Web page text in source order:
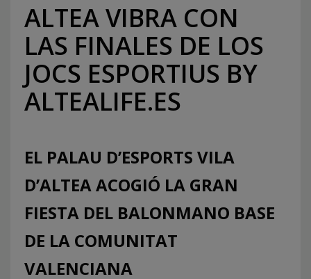
ALTEA VIBRA CON
LAS FINALES DE LOS
JOCS ESPORTIUS BY
ALTEALIFE.ES
EL PALAU D’ESPORTS VILA
D’ALTEA ACOGIÓ LA GRAN
FIESTA DEL BALONMANO BASE
DE LA COMUNITAT
VALENCIANA